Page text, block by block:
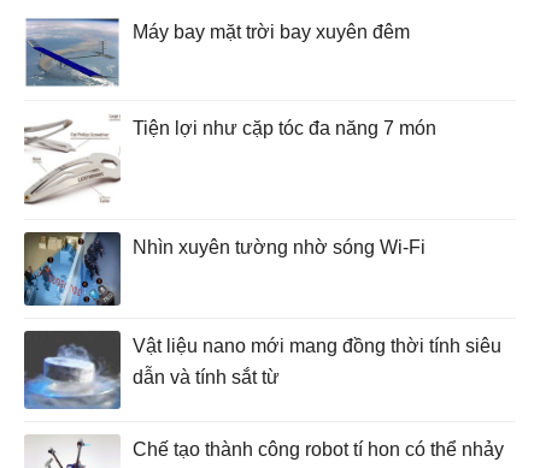
Máy bay mặt trời bay xuyên đêm
Tiện lợi như cặp tóc đa năng 7 món
Nhìn xuyên tường nhờ sóng Wi-Fi
Vật liệu nano mới mang đồng thời tính siêu
dẫn và tính sắt từ
Chế tạo thành công robot tí hon có thể nhảy